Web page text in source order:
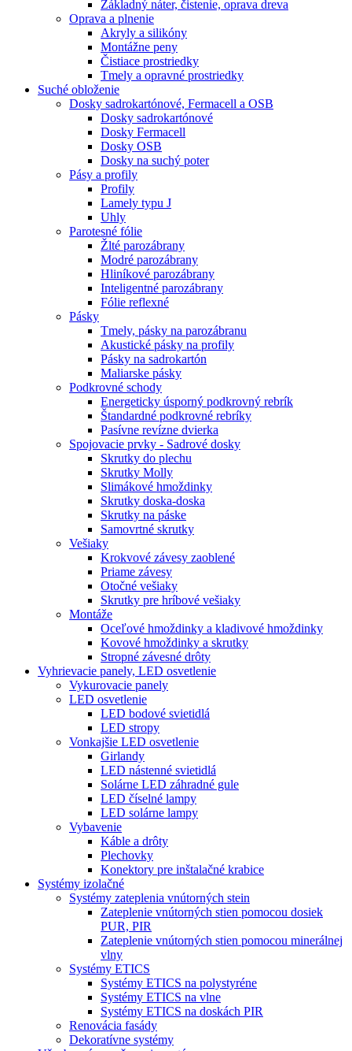
Základný náter, čistenie, oprava dreva
Oprava a plnenie
Akryly a silikóny
Montážne peny
Čistiace prostriedky
Tmely a opravné prostriedky
Suché obloženie
Dosky sadrokartónové, Fermacell a OSB
Dosky sadrokartónové
Dosky Fermacell
Dosky OSB
Dosky na suchý poter
Pásy a profily
Profily
Lamely typu J
Uhly
Parotesné fólie
Žlté parozábrany
Modré parozábrany
Hliníkové parozábrany
Inteligentné parozábrany
Fólie reflexné
Pásky
Tmely, pásky na parozábranu
Akustické pásky na profily
Pásky na sadrokartón
Maliarske pásky
Podkrovné schody
Energeticky úsporný podkrovný rebrík
Štandardné podkrovné rebríky
Pasívne revízne dvierka
Spojovacie prvky - Sadrové dosky
Skrutky do plechu
Skrutky Molly
Slimákové hmoždinky
Skrutky doska-doska
Skrutky na páske
Samovrtné skrutky
Vešiaky
Krokvové závesy zaoblené
Priame závesy
Otočné vešiaky
Skrutky pre hríbové vešiaky
Montáže
Oceľové hmoždinky a kladivové hmoždinky
Kovové hmoždinky a skrutky
Stropné závesné drôty
Vyhrievacie panely, LED osvetlenie
Vykurovacie panely
LED osvetlenie
LED bodové svietidlá
LED stropy
Vonkajšie LED osvetlenie
Girlandy
LED nástenné svietidlá
Solárne LED záhradné gule
LED číselné lampy
LED solárne lampy
Vybavenie
Káble a drôty
Plechovky
Konektory pre inštalačné krabice
Systémy izolačné
Systémy zateplenia vnútorných stein
Zateplenie vnútorných stien pomocou dosiek
PUR, PIR
Zateplenie vnútorných stien pomocou minerálnej
vlny
Systémy ETICS
Systémy ETICS na polystyréne
Systémy ETICS na vlne
Systémy ETICS na doskách PIR
Renovácia fasády
Dekoratívne systémy